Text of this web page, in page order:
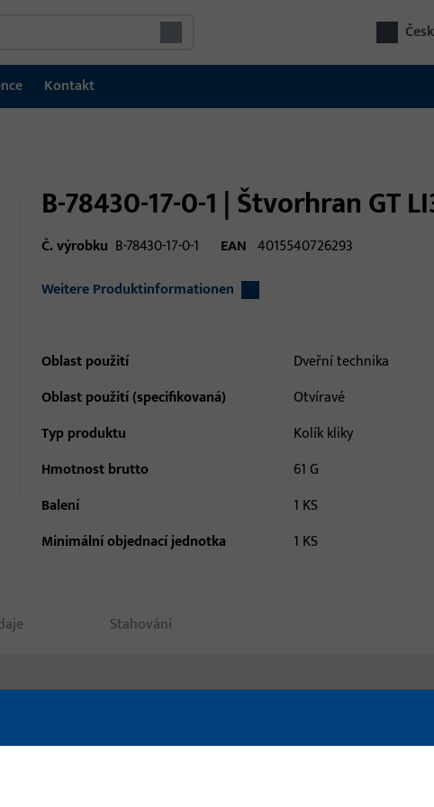
Kontakt
B-78430-17-0-1 | Štvorhran GT
Č. výrobku B-78430-17-0-1 EAN 4015540726293
Weitere Produktinformationen
Oblast použití
Dveřní technika
Oblast použití (specifikovaná)
Otvíravé
Typ produktu
Kolík kliky
Hmotnost brutto
61 G
Balení
1 KS
Minimální objednací jednotka
1 KS
Stahování